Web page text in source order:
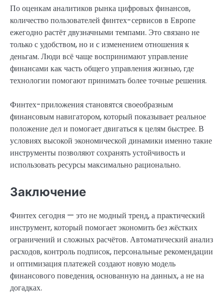
По оценкам аналитиков рынка цифровых финансов,
количество пользователей финтех-сервисов в Европе
ежегодно растёт двузначными темпами. Это связано не
только с удобством, но и с изменением отношения к
деньгам. Люди всё чаще воспринимают управление
финансами как часть общего управления жизнью, где
технологии помогают принимать более точные решения.
Финтех-приложения становятся своеобразным
финансовым навигатором, который показывает реальное
положение дел и помогает двигаться к целям быстрее. В
условиях высокой экономической динамики именно такие
инструменты позволяют сохранять устойчивость и
использовать ресурсы максимально рационально.
Заключение
Финтех сегодня — это не модный тренд, а практический
инструмент, который помогает экономить без жёстких
ограничений и сложных расчётов. Автоматический анализ
расходов, контроль подписок, персональные рекомендации
и оптимизация платежей создают новую модель
финансового поведения, основанную на данных, а не на
догадках.